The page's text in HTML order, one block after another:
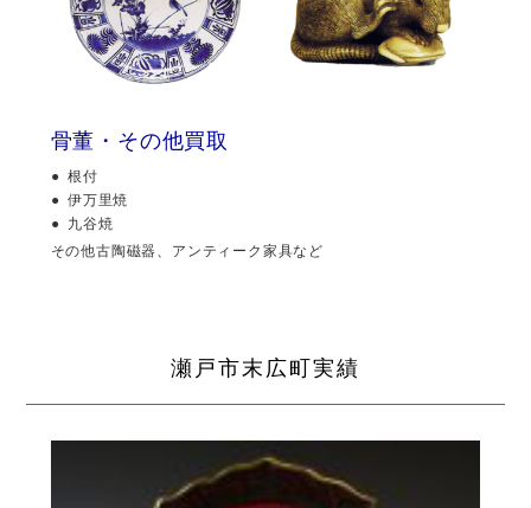
骨董・その他買取
根付
伊万里焼
九谷焼
その他古陶磁器、アンティーク家具など
瀬戸市末広町実績